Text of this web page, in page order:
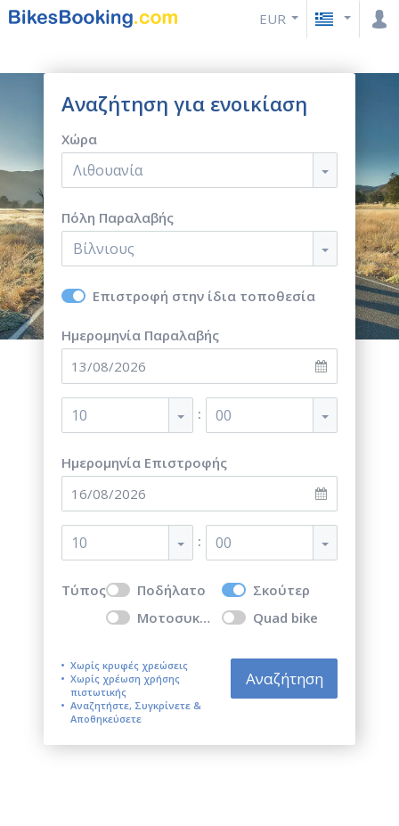
EUR
Αναζήτηση για ενοικίαση
Χώρα
Λιθουανία
Πόλη Παραλαβής
Βίλνιους
Επιστροφή στην ίδια τοποθεσία
Ημερομηνία Παραλαβής
10 : 00
Ημερομηνία Επιστροφής
10 : 00
Τύπος Ποδήλατο
Σκούτερ
Μοτοσυκλέτα
Quad bike
Χωρίς κρυφές χρεώσεις
Χωρίς χρέωση χρήσης
πιστωτικής
Αναζητήστε, Συγκρίνετε &
Αποθηκεύσετε
Αναζήτηση